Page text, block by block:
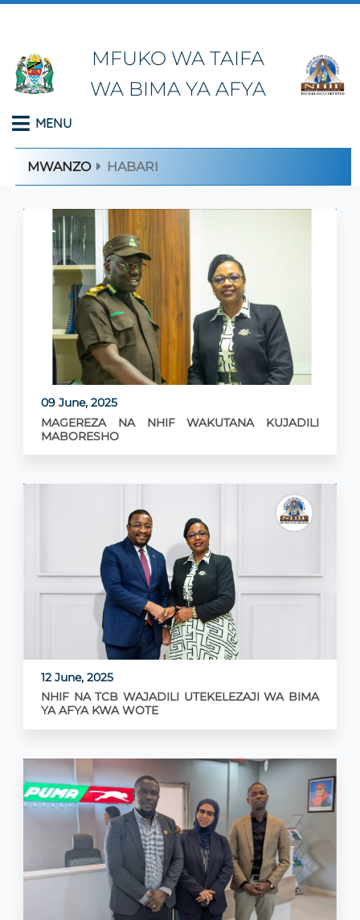
MFUKO WA TAIFA
WA BIMA YA AFYA
MENU
MWANZO HABARI
09 June, 2025
MAGEREZA NA NHIF WAKUTANA KUJADILI
MABORESHO
12 June, 2025
NHIF NA TCB WAJADILI UTEKELEZAJI WA BIMA
YA AFYA KWA WOTE